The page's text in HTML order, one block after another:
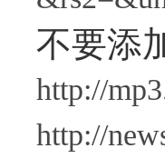
不要添
http://
http://